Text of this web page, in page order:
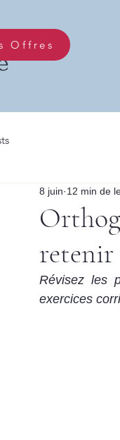
Offres
retenir
8 juin 12 min de
Révisez les
exercices